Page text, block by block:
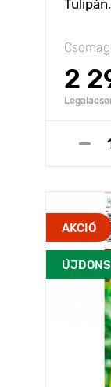
2
AKCIÓ